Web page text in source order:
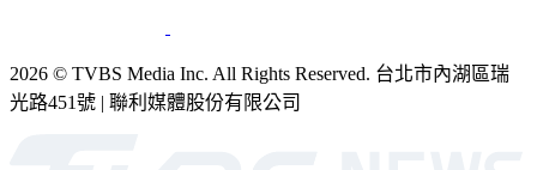
2026 © TVBS Media Inc. All Rights Reserved. 台北市內湖區瑞
光路451號 | 聯利媒體股份有限公司